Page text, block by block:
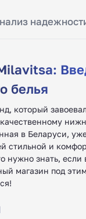
белья
который
в Беларуси,
стильной и
нужно знать, если
магазин под